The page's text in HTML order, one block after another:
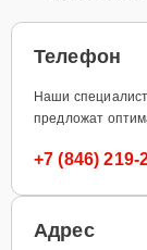
Телефон
Наши
предложат
+7 (846) 219-
Адрес